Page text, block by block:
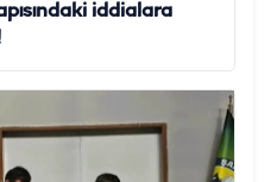
iddialara